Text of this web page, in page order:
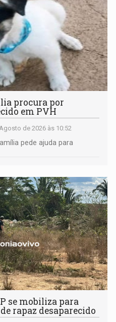
procura por
em PVH
de 2026 às 10:52
pede ajuda para
se mobiliza para
rapaz desaparecido